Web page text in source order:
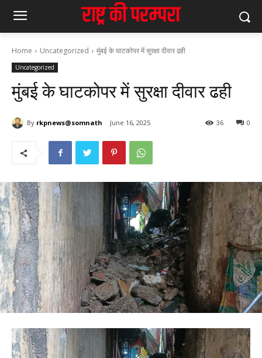
Home Uncategorized मुंबई के घाटकोपर में सुरक्षा दीवार ढही
Uncategorized
मुंबई के घाटकोपर में सुरक्षा दीवार ढही
By rkpnews@somnath June 16, 2025 0
36